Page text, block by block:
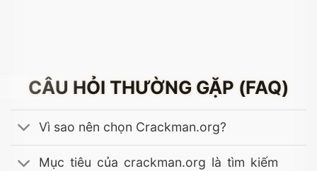
CÂU HỎI THƯỜNG GẶP (FAQ)
Vì sao nên chọn Crackman.org?
Mục tiêu của crackman.org là tìm kiếm